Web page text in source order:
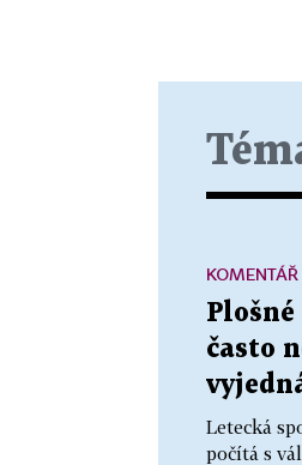
často
Letecká
počítá s
KOMENTÁŘ